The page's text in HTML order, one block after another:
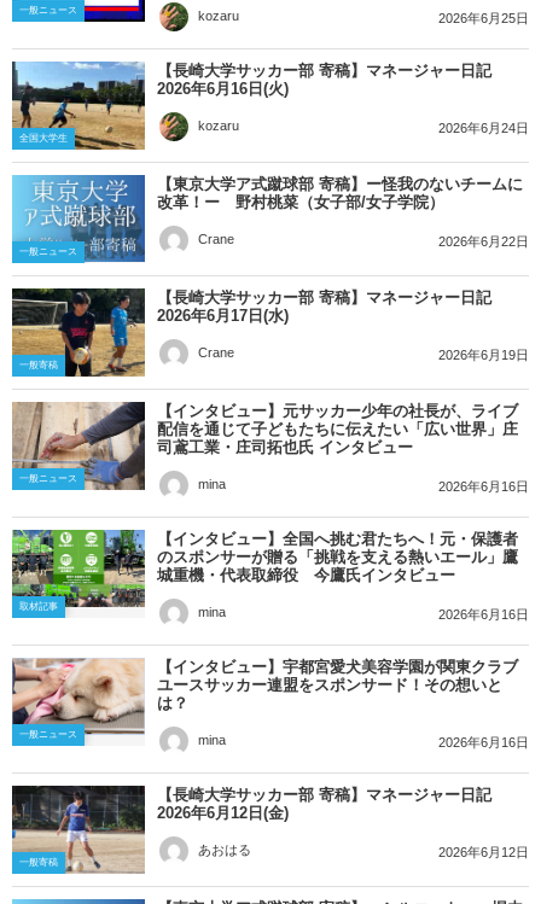
一般ニュース kozaru 2026年6月25日
全国大学生
【長崎大学サッカー部 寄稿】マネージャー日記
2026年6月16日(火)
kozaru 2026年6月24日
一般ニュース
【東京大学ア式蹴球部 寄稿】ー怪我のないチームに
改革！ー 野村桃菜（女子部/女子学院）
Crane 2026年6月22日
一般寄稿
【長崎大学サッカー部 寄稿】マネージャー日記
2026年6月17日(水)
Crane 2026年6月19日
一般ニュース
【インタビュー】元サッカー少年の社長が、ライブ
配信を通じて子どもたちに伝えたい「広い世界」庄
司鳶工業・庄司拓也氏 インタビュー
mina 2026年6月16日
取材記事
【インタビュー】全国へ挑む君たちへ！元・保護者
のスポンサーが贈る「挑戦を支える熱いエール」鷹
城重機・代表取締役 今鷹氏インタビュー
mina 2026年6月16日
一般ニュース
【インタビュー】宇都宮愛犬美容学園が関東クラブ
ユースサッカー連盟をスポンサード！その想いと
は？
mina 2026年6月16日
一般寄稿
【長崎大学サッカー部 寄稿】マネージャー日記
2026年6月12日(金)
あおはる 2026年6月12日